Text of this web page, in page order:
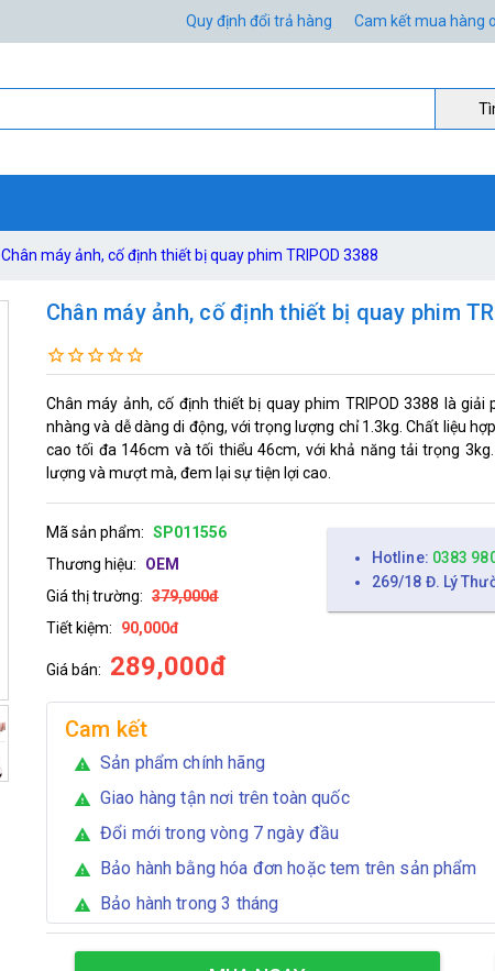
Quy định đổi trả hàng Cam kết mua hàng
Chân máy ảnh, cố định thiết bị quay phim TRIPOD 3388
Chân máy ảnh, cố định thiết bị quay phim
Chân máy ảnh, cố định thiết bị quay phim TRIPOD 3388 là
nhàng và dễ dàng di động, với trọng lượng chỉ 1.3kg. Chất liệu
cao tối đa 146cm và tối thiểu 46cm, với khả năng tải trọng
lượng và mượt mà, đem lại sự tiện lợi cao.
Mã sản phẩm: SP011556
Thương hiệu:
OEM
Giá thị trường: 379,000đ
Tiết kiệm:
90,000đ
Giá bán: 289,000đ
Hotline: 0383
269/18 Đ. Lý
Cam kết
warning Sản phẩm chính hãng
warning Giao hàng tận nơi trên toàn quốc
warning Đổi mới trong vòng 7 ngày đầu
warning Bảo hành bằng hóa đơn hoặc tem trên sản phẩm
warning Bảo hành trong 3 tháng